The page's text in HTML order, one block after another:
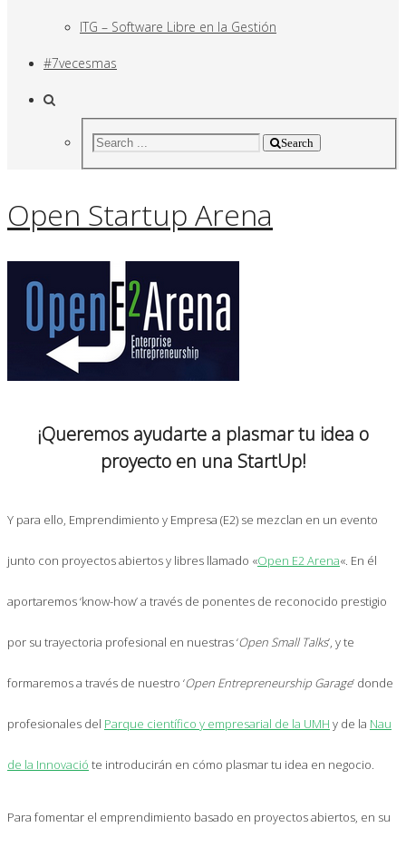
ITG – Software Libre en la Gestión
#7vecesmas
Search
Open Startup Arena
¡Queremos ayudarte a plasmar tu idea o
proyecto en una StartUp!
Y para ello, Emprendimiento y Empresa (E2) se mezclan en un evento
junto con proyectos abiertos y libres llamado «Open E2 Arena«. En él
aportaremos ‘know-how’ a través de ponentes de reconocido prestigio
por su trayectoria profesional en nuestras ‘Open Small Talks’, y te
formaremos a través de nuestro ‘Open Entrepreneurship Garage’ donde
profesionales del Parque científico y empresarial de la UMH y de la Nau
de la Innovació te introducirán en cómo plasmar tu idea en negocio.
Para fomentar el emprendimiento basado en proyectos abiertos, en su